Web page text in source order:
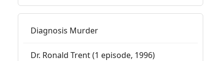
Diagnosis Murder
Dr. Ronald Trent (1 episode, 1996)